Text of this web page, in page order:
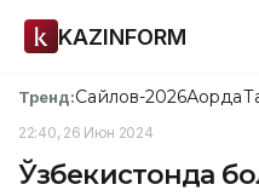
KAZINFORM
Тренд:Сайлов-2026Ақорда
22:40, 26 Июн 2024
Ўзбекистонда